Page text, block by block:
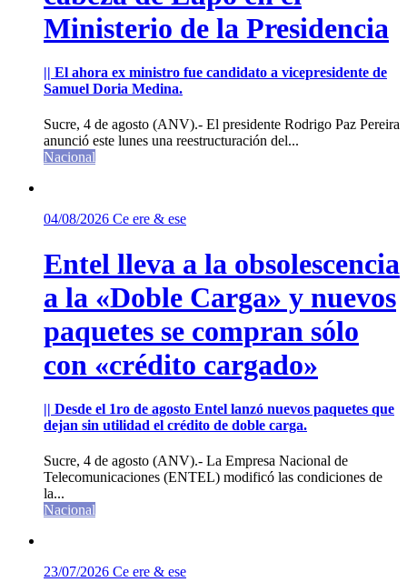
Ministerio de la Presidencia
|| El ahora ex ministro fue candidato a vicepresidente de
Samuel Doria Medina.
Sucre, 4 de agosto (ANV).- El presidente Rodrigo Paz Pereira
anunció este lunes una reestructuración del...
Nacional
04/08/2026 Ce ere & ese
Entel lleva a la obsolescencia
a la «Doble Carga» y nuevos
paquetes se compran sólo
con «crédito cargado»
|| Desde el 1ro de agosto Entel lanzó nuevos paquetes que
dejan sin utilidad el crédito de doble carga.
Sucre, 4 de agosto (ANV).- La Empresa Nacional de
Telecomunicaciones (ENTEL) modificó las condiciones de
la...
Nacional
23/07/2026 Ce ere & ese